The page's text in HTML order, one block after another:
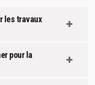
les travaux
pour la